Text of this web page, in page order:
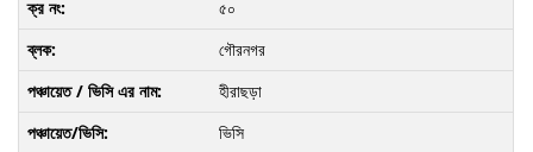
৫০
গৌরনগর
হীরাছড়া
ভিসি